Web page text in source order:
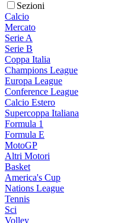
Sezioni
Calcio
Mercato
Serie A
Serie B
Coppa Italia
Champions League
Europa League
Conference League
Calcio Estero
Supercoppa Italiana
Formula 1
Formula E
MotoGP
Altri Motori
Basket
America's Cup
Nations League
Tennis
Sci
Volley